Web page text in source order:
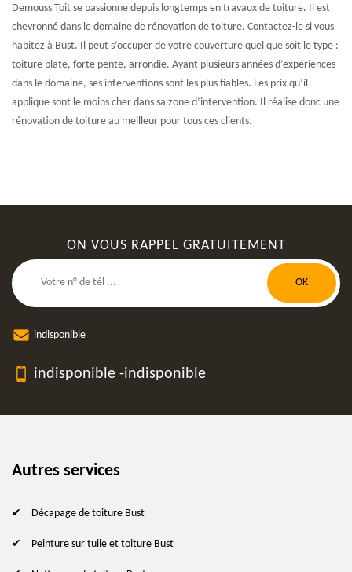
Demouss'Toit se passionne depuis longtemps en travaux de toiture. Il est
chevronné dans le domaine de rénovation de toiture. Contactez-le si vous
habitez à Bust. Il peut s’occuper de votre couverture quel que soit le type :
toiture plate, forte pente, arrondie. Ayant plusieurs années d’expériences
dans le domaine, ses interventions sont les plus fiables. Les prix qu’il
applique sont le moins cher dans sa zone d’intervention. Il réalise donc une
rénovation de toiture au meilleur pour tous ces clients.
ON VOUS RAPPEL GRATUITEMENT
indisponible
indisponible -indisponible
Autres services
Décapage de toiture Bust
Peinture sur tuile et toiture Bust